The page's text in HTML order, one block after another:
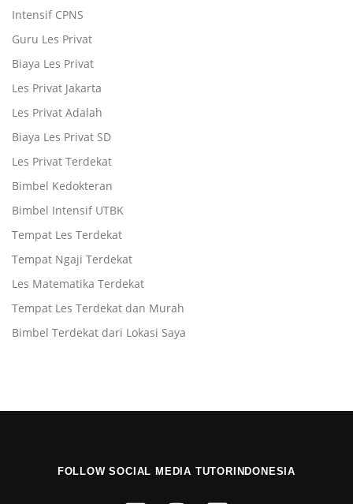
Intensif CPNS
Guru Les Privat
Biaya Les Privat
Les Privat Jakarta
Les Privat Adalah
Biaya Les Privat SD
Les Privat Terdekat
Bimbel Kedokteran
Bimbel Intensif UTBK
Tempat Les Terdekat
Tempat Ngaji Terdekat
Les Matematika Terdekat
Tempat Les Terdekat dan Murah
Bimbel Terdekat dari Lokasi Saya
FOLLOW SOCIAL MEDIA TUTORINDONESIA